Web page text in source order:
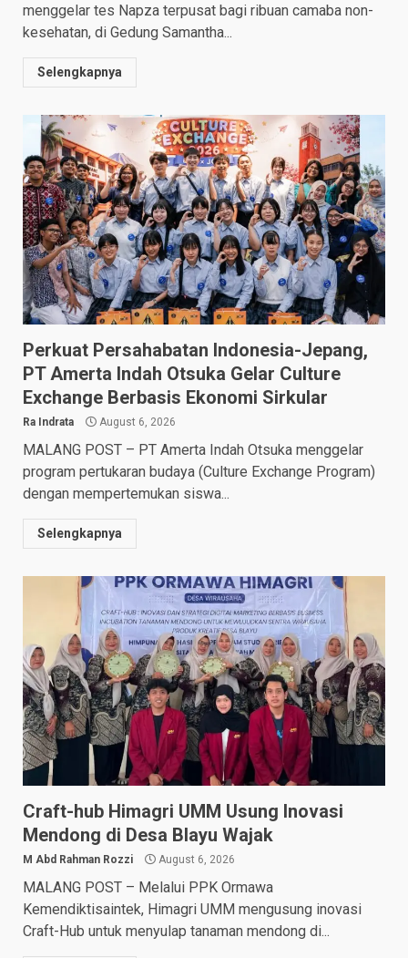
menggelar tes Napza terpusat bagi ribuan camaba non-
kesehatan, di Gedung Samantha...
Selengkapnya
Perkuat Persahabatan Indonesia-Jepang,
PT Amerta Indah Otsuka Gelar Culture
Exchange Berbasis Ekonomi Sirkular
Ra Indrata August 6, 2026
MALANG POST – PT Amerta Indah Otsuka menggelar
program pertukaran budaya (Culture Exchange Program)
dengan mempertemukan siswa...
Selengkapnya
Craft-hub Himagri UMM Usung Inovasi
Mendong di Desa Blayu Wajak
M Abd Rahman Rozzi August 6, 2026
MALANG POST – Melalui PPK Ormawa
Kemendiktisaintek, Himagri UMM mengusung inovasi
Craft-Hub untuk menyulap tanaman mendong di...